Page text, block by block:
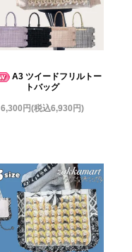
A3 ツイードフリルトー
トバッグ
6,300円(税込6,930円)